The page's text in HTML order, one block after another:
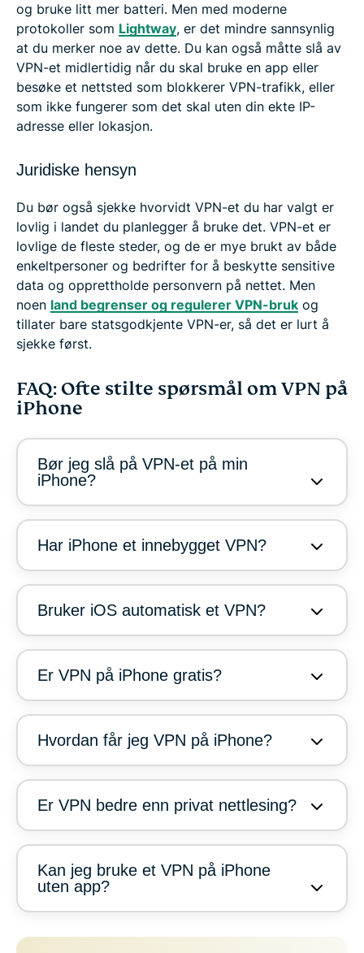
og bruke litt mer batteri. Men med moderne
protokoller som Lightway, er det mindre sannsynlig
at du merker noe av dette. Du kan også måtte slå av
VPN-et midlertidig når du skal bruke en app eller
besøke et nettsted som blokkerer VPN-trafikk, eller
som ikke fungerer som det skal uten din ekte IP-
adresse eller lokasjon.
Juridiske hensyn
Du bør også sjekke hvorvidt VPN-et du har valgt er
lovlig i landet du planlegger å bruke det. VPN-et er
lovlige de fleste steder, og de er mye brukt av både
enkeltpersoner og bedrifter for å beskytte sensitive
data og opprettholde personvern på nettet. Men
noen land begrenser og regulerer VPN-bruk og
tillater bare statsgodkjente VPN-er, så det er lurt å
sjekke først.
FAQ: Ofte stilte spørsmål om VPN på
iPhone
Bør jeg slå på VPN-et på min
iPhone?
Har iPhone et innebygget VPN?
Bruker iOS automatisk et VPN?
Er VPN på iPhone gratis?
Hvordan får jeg VPN på iPhone?
Er VPN bedre enn privat nettlesing?
Kan jeg bruke et VPN på iPhone
uten app?